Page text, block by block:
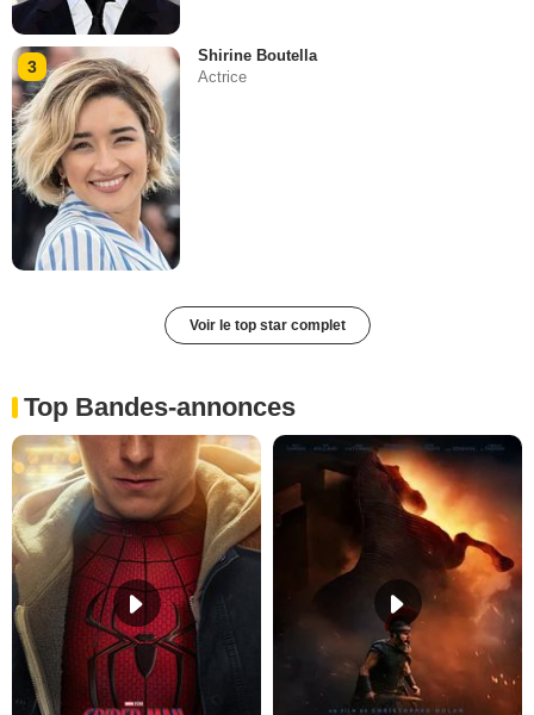
3
Shirine Boutella
Actrice
Voir le top star complet
Top Bandes-annonces